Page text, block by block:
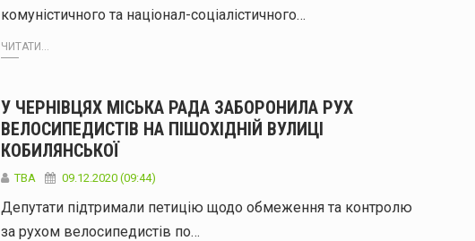
комуністичного та націонал-соціалістичного…
ЧИТАТИ...
У ЧЕРНІВЦЯХ МІСЬКА РАДА ЗАБОРОНИЛА РУХ
ВЕЛОСИПЕДИСТІВ НА ПІШОХІДНІЙ ВУЛИЦІ
КОБИЛЯНСЬКОЇ
TBA 09.12.2020 (09:44)
Депутати підтримали петицію щодо обмеження та контролю
за рухом велосипедистів по…